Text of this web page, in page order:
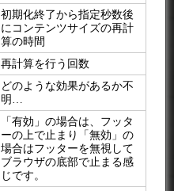
初期化終了から指定秒数後
にコンテンツサイズの再計
算の時間
再計算を行う回数
どのような効果があるか不
明…
「有効」の場合は、フッタ
ーの上で止まり「無効」の
場合はフッターを無視して
ブラウザの底部で止まる感
じです。